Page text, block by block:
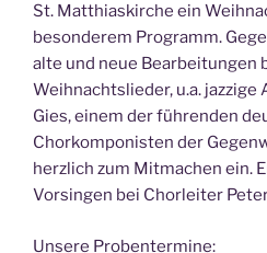
St. Matthiaskirche ein
besonderem Programm.
alte und neue Bearbeitungen
Weihnachtslieder, u.a.
Gies, einem der führenden
Chorkomponisten der
herzlich zum Mitmachen ein.
Vorsingen bei Chorleiter
Unsere Probentermine: